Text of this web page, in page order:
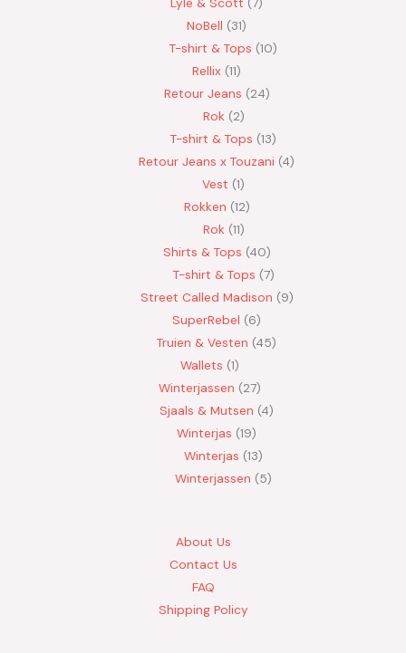
NoBell
31
T-shirt & Tops 10
Rellix 11
Retour Jeans 24
Rok 2
T-shirt & Tops 13
Retour Jeans x Touzani 4
Vest 1
Rokken 12
Rok 11
Shirts & Tops 40
T-shirt & Tops 7
Street Called Madison 9
SuperRebel
6
Truien & Vesten 45
Wallets 1
Winterjassen
27
Sjaals & Mutsen 4
Winterjas 19
Winterjas 13
Winterjassen
5
About Us
Contact Us
FAQ
Shipping Policy